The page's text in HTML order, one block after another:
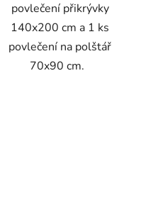
povlečení přikrývky
140x200 cm a 1 ks
povlečení na polštář
70x90 cm.